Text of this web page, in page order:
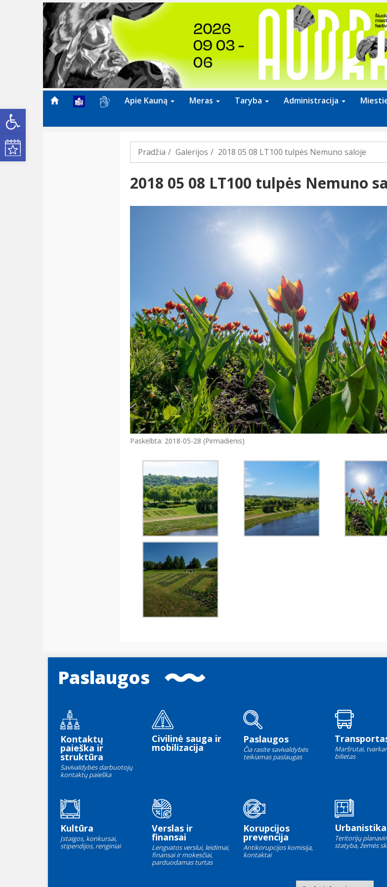
Open toolbar
Kultūros renginiai
Previous
Apie Kauną Meras Taryba Administracija
Pradžia Galerijos 2018 05 08 LT100 tulpės Nemuno saloje
2018 05 08 LT100 tulpės Nemuno
Paskelbta: 2018-05-28 (Pirmadienis)
Paslaugos
Kontaktų
paieška ir
struktūra
Savivaldybės darbuotojų
kontaktų paieška
Civilinė sauga ir
mobilizacija
Paslaugos
Čia rasite savivaldybės
teikiamas paslaugas
Maršrutai,
bilietas
Kultūra
Įstaigos, konkursai,
stipendijos, renginiai
Verslas ir
finansai
Lengvatos verslui, leidimai,
finansai ir mokesčiai,
parduodamas turtas
Korupcijos
prevencija
Antikorupcijos komisija,
kontaktai
Urbanistika
Teritorijų
statyba, žemės